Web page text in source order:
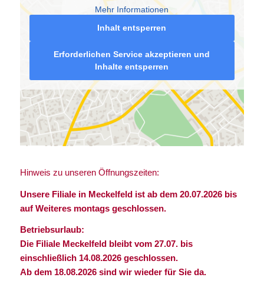
Mehr Informationen
Inhalt entsperren
Erforderlichen Service akzeptieren und
Inhalte entsperren
Hinweis zu unseren Öffnungszeiten:
Unsere Filiale in Meckelfeld ist ab dem 20.07.2026 bis
auf Weiteres montags geschlossen.
Betriebsurlaub:
Die Filiale Meckelfeld bleibt vom 27.07. bis
einschließlich 14.08.2026 geschlossen.
Ab dem 18.08.2026 sind wir wieder für Sie da.